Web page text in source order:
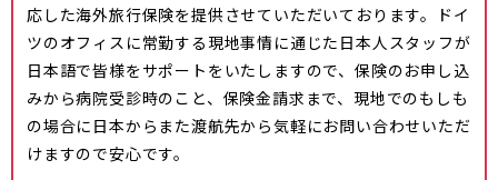
応した海外旅行保険を提供させていただいております。ドイ
ツのオフィスに常勤する現地事情に通じた日本人スタッフが
日本語で皆様をサポートをいたしますので、保険のお申し込
みから病院受診時のこと、保険金請求まで、現地でのもしも
の場合に日本からまた渡航先から気軽にお問い合わせいただ
けますので安心です。